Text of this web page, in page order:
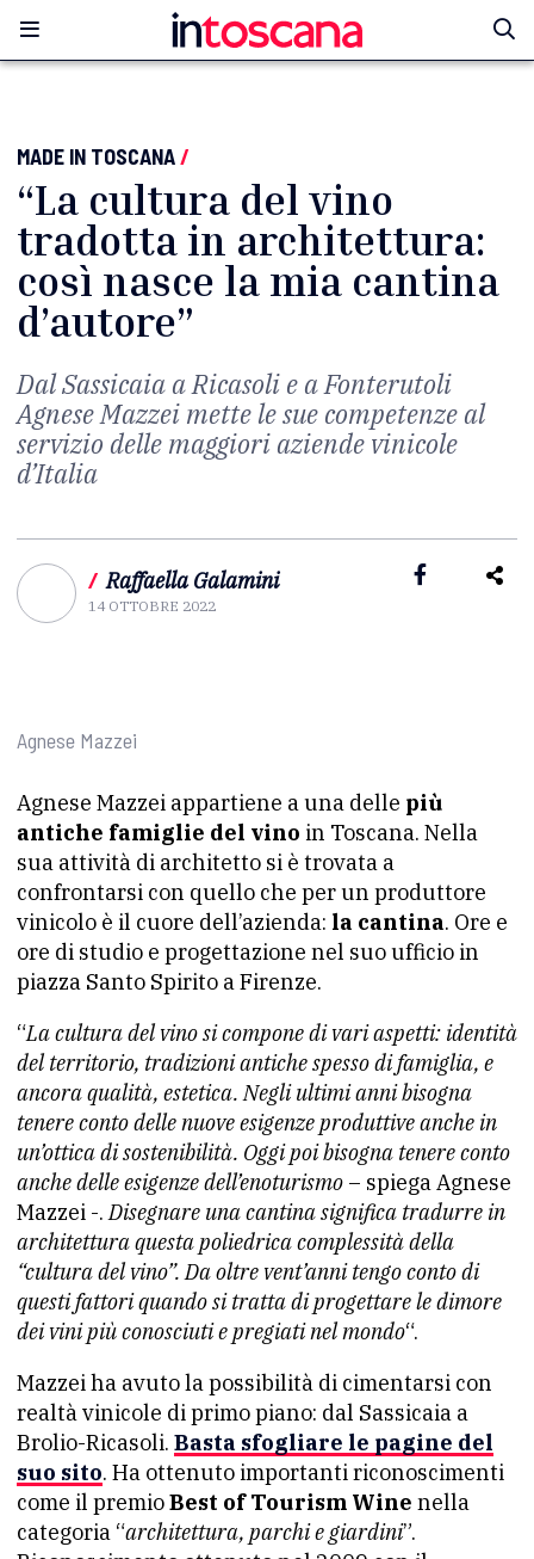
MADE IN TOSCANA/
“La cultura del vino
tradotta in architettura:
così nasce la mia cantina
d’autore”
Dal Sassicaia a Ricasoli e a Fonterutoli
Agnese Mazzei mette le sue competenze al
servizio delle maggiori aziende vinicole
d’Italia
/ Raffaella Galamini
14 OTTOBRE 2022
Agnese Mazzei
Agnese Mazzei appartiene a una delle più
antiche famiglie del vino in Toscana. Nella
sua attività di architetto si è trovata a
confrontarsi con quello che per un produttore
vinicolo è il cuore dell’azienda: la cantina. Ore e
ore di studio e progettazione nel suo ufficio in
piazza Santo Spirito a Firenze.
“La cultura del vino si compone di vari aspetti: identità
del territorio, tradizioni antiche spesso di famiglia, e
ancora qualità, estetica. Negli ultimi anni bisogna
tenere conto delle nuove esigenze produttive anche in
un’ottica di sostenibilità. Oggi poi bisogna tenere conto
anche delle esigenze dell’enoturismo – spiega Agnese
Mazzei -.Disegnare una cantina significa tradurre in
architettura questa poliedrica complessità della
“cultura del vino”. Da oltre vent’anni tengo conto di
questi fattori quando si tratta di progettare le dimore
dei vini più conosciuti e pregiati nel mondo“.
Mazzei ha avuto la possibilità di cimentarsi con
realtà vinicole di primo piano: dal Sassicaia a
Brolio-Ricasoli. Basta sfogliare le pagine del
suo sito. Ha ottenuto importanti riconoscimenti
come il premioBest of Tourism Wine nella
categoria “architettura, parchi e giardini”.